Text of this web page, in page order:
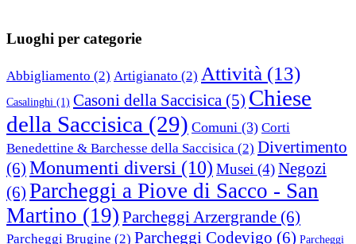
Luoghi per categorie
Abbigliamento (2) Artigianato (2) Attività (13)
Casalinghi (1) Casoni della Saccisica (5) Chiese
della Saccisica (29) Comuni (3) Corti
Benedettine & Barchesse della Saccisica (2) Divertimento
(6) Monumenti diversi (10) Musei (4)Negozi
(6) Parcheggi a Piove di Sacco - San
Martino (19) Parcheggi Arzergrande (6)
Parcheggi Brugine (2) Parcheggi Codevigo (6) Parcheggi